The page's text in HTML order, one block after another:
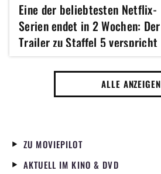
Eine der beliebtesten Netflix-
Serien endet in 2 Wochen: Der
Trailer zu Staffel 5 verspricht
ein episches Finale
ALLE ANZEIGEN
ZU MOVIEPILOT
AKTUELL IM KINO & DVD